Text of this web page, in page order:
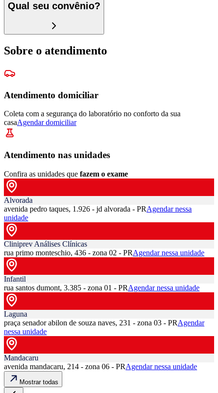
Qual seu convênio?
Sobre o atendimento
Atendimento domiciliar
Coleta com a segurança do laboratório no conforto da sua
casaAgendar domiciliar
Atendimento nas unidades
Confira as unidades que fazem o exame
Alvorada
avenida pedro taques, 1.926 - jd alvorada - PRAgendar nessa
unidade
Cliniprev Análises Clínicas
rua primo monteschio, 436 - zona 02 - PRAgendar nessa unidade
Infantil
rua santos dumont, 3.385 - zona 01 - PRAgendar nessa unidade
Laguna
praça senador abilon de souza naves, 231 - zona 03 - PRAgendar
nessa unidade
Mandacaru
avenida mandacaru, 214 - zona 06 - PRAgendar nessa unidade
Mostrar todas